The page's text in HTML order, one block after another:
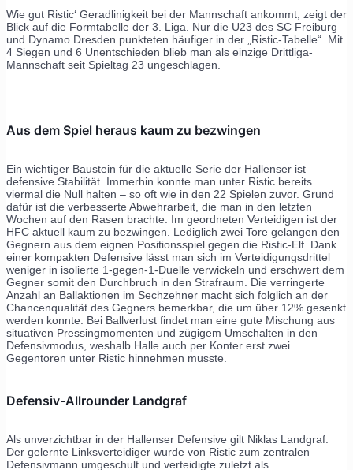
Wie gut Ristic‘ Geradlinigkeit bei der Mannschaft ankommt, zeigt der
Blick auf die Formtabelle der 3. Liga. Nur die U23 des SC Freiburg
und Dynamo Dresden punkteten häufiger in der „Ristic-Tabelle“. Mit
4 Siegen und 6 Unentschieden blieb man als einzige Drittliga-
Mannschaft seit Spieltag 23 ungeschlagen.
Aus dem Spiel heraus kaum zu bezwingen
Ein wichtiger Baustein für die aktuelle Serie der Hallenser ist
defensive Stabilität. Immerhin konnte man unter Ristic bereits
viermal die Null halten – so oft wie in den 22 Spielen zuvor. Grund
dafür ist die verbesserte Abwehrarbeit, die man in den letzten
Wochen auf den Rasen brachte. Im geordneten Verteidigen ist der
HFC aktuell kaum zu bezwingen. Lediglich zwei Tore gelangen den
Gegnern aus dem eignen Positionsspiel gegen die Ristic-Elf. Dank
einer kompakten Defensive lässt man sich im Verteidigungsdrittel
weniger in isolierte 1-gegen-1-Duelle verwickeln und erschwert dem
Gegner somit den Durchbruch in den Strafraum. Die verringerte
Anzahl an Ballaktionen im Sechzehner macht sich folglich an der
Chancenqualität des Gegners bemerkbar, die um über 12% gesenkt
werden konnte. Bei Ballverlust findet man eine gute Mischung aus
situativen Pressingmomenten und zügigem Umschalten in den
Defensivmodus, weshalb Halle auch per Konter erst zwei
Gegentoren unter Ristic hinnehmen musste.
Defensiv-Allrounder Landgraf
Als unverzichtbar in der Hallenser Defensive gilt Niklas Landgraf.
Der gelernte Linksverteidiger wurde von Ristic zum zentralen
Defensivmann umgeschult und verteidigte zuletzt als